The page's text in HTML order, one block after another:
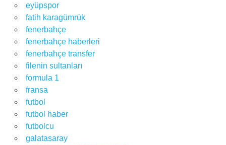
eyüpspor
fatih karagümrük
fenerbahçe
fenerbahçe haberleri
fenerbahçe transfer
filenin sultanları
formula 1
fransa
futbol
futbol haber
futbolcu
galatasaray